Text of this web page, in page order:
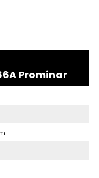
Prominar